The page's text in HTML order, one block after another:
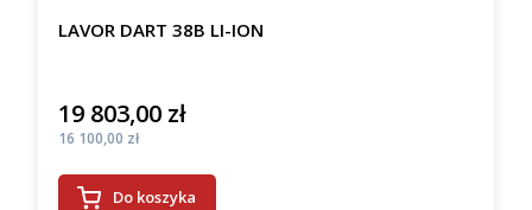
LAVOR DART 38B LI-ION
Cena
19 803,00 zł
Cena
16 100,00 zł
Do koszyka